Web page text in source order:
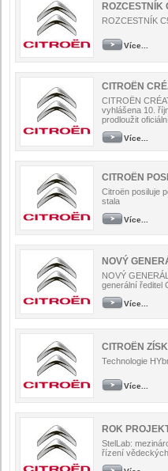
ROZCESTNÍK
ROZCESTNÍK
Více...
CITROËN
CITROËN
vyhlášena 10.
prodloužit
Více...
CITROËN
Citroën posiluje
stala
Více...
NOVÝ
NOVÝ
generální ředitel
Více...
CITROËN
Technologie
Více...
ROK
StelLab:
řízení